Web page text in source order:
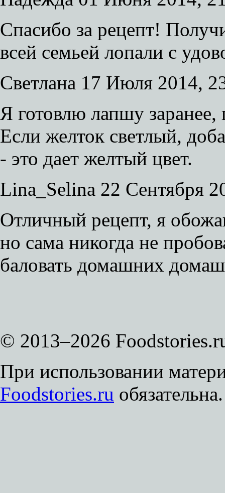
Спасибо за рецепт!
всей семьей лопали с
Светлана 17 Июля 2014,
Я готовлю лапшу
Если желток светлый,
- это дает желтый цвет.
Lina_Selina 22 Сентября
Отличный рецепт, я
но сама никогда не
баловать домашних
© 2013–2026
При использовании
Foodstories.ru обязательна.